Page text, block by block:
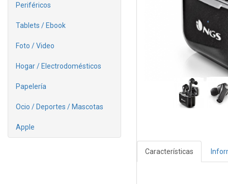
Periféricos
Tablets / Ebook
Foto / Video
Hogar / Electrodomésticos
Papelería
Ocio / Deportes / Mascotas
Apple
Características